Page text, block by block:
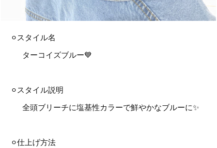
⚪︎スタイル名
ターコイズブルー💙
⚪︎スタイル説明
全頭ブリーチに塩基性カラーで鮮やかなブルーに✨
⚪︎仕上げ方法